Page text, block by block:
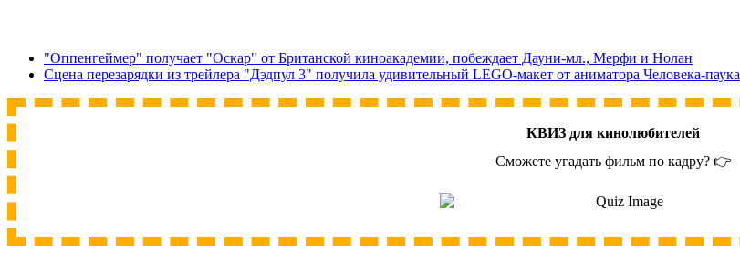
"Оппенгеймер" получает "Оскар" от Британской киноакадемии, побеждает Дауни-мл., Мерфи и Нолан
Сцена перезарядки из трейлера "Дэдпул 3" получила удивительный LEGO-макет от аниматора Человека-паука
КВИЗ для кинолюбителей
Сможете угадать фильм по кадру? 👉